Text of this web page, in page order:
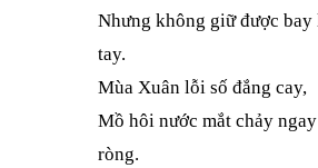
Nhưng không giữ được bay
tay.
Mùa Xuân lỗi số đắng cay,
Mồ hôi nước mắt chảy
ròng.